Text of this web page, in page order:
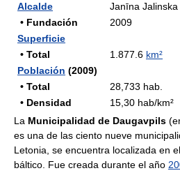
Alcalde
Janīna Jalinska
• Fundación
2009
Superficie
• Total
1.877.6 km²
Población (2009)
• Total
28,733 hab.
• Densidad
15,30 hab/km²
La Municipalidad de Daugavpils
es una de las ciento nueve
Letonia, se encuentra localizada en
báltico. Fue creada durante el año